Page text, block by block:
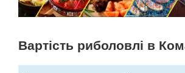
Вартість риболовлі в